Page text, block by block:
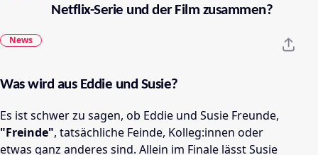
Netflix-Serie und der Film zusammen?
News
Was wird aus Eddie und Susie?
Es ist schwer zu sagen, ob Eddie und Susie Freunde,
"Freinde", tatsächliche Feinde, Kolleg:innen oder
etwas ganz anderes sind. Allein im Finale lässt Susie